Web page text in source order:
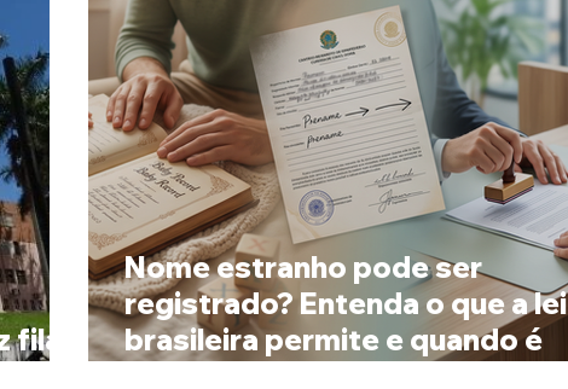
fila
Nome estranho pode ser
registrado? Entenda o que a lei
brasileira permite e quando é